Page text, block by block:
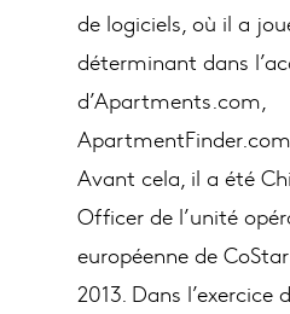
de logiciels, où il a
déterminant dans
d’Apartments.com,
Avant cela, il a été
Officer de l’unité
européenne de
2013. Dans l’exercice